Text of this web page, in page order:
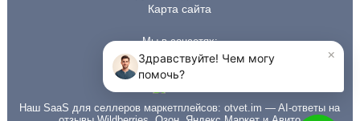
Карта сайта
Мы в соцсетях:
Наш SaaS для селлеров маркетплейсов:otvet.im — AI-ответы на